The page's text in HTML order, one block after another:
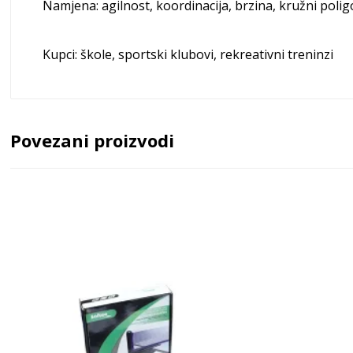
Namjena: agilnost, koordinacija, brzina, kružni
Kupci: škole, sportski klubovi, rekreativni treninzi
Povezani proizvodi